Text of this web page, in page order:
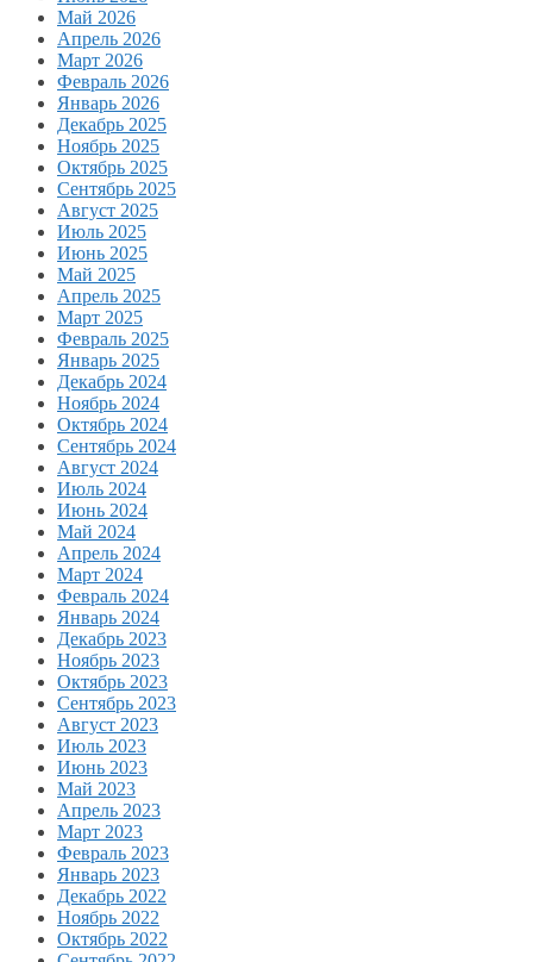
Май 2026
Апрель 2026
Март 2026
Февраль 2026
Январь 2026
Декабрь 2025
Ноябрь 2025
Октябрь 2025
Сентябрь 2025
Август 2025
Июль 2025
Июнь 2025
Май 2025
Апрель 2025
Март 2025
Февраль 2025
Январь 2025
Декабрь 2024
Ноябрь 2024
Октябрь 2024
Сентябрь 2024
Август 2024
Июль 2024
Июнь 2024
Май 2024
Апрель 2024
Март 2024
Февраль 2024
Январь 2024
Декабрь 2023
Ноябрь 2023
Октябрь 2023
Сентябрь 2023
Август 2023
Июль 2023
Июнь 2023
Май 2023
Апрель 2023
Март 2023
Февраль 2023
Январь 2023
Декабрь 2022
Ноябрь 2022
Октябрь 2022